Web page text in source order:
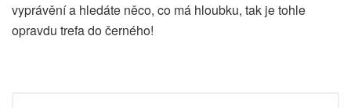
vyprávění a hledáte něco, co má hloubku, tak je tohle
opravdu trefa do černého!